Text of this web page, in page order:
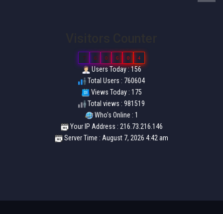
7 6 0 6 0 4
Users Today : 156
Total Users : 760604
Views Today : 175
Total views : 981519
Who's Online : 1
Your IP Address : 216.73.216.146
Server Time : August 7, 2026 4:42 am